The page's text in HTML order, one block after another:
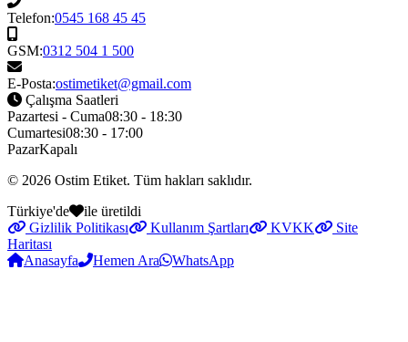
Telefon:0545 168 45 45
GSM:0312 504 1 500
E-Posta:ostimetiket@gmail.com
Çalışma Saatleri
Pazartesi - Cuma08:30 - 18:30
Cumartesi08:30 - 17:00
PazarKapalı
© 2026 Ostim Etiket. Tüm hakları saklıdır.
Türkiye'de
ile üretildi
Gizlilik Politikası
Kullanım Şartları KVKK
Site
Haritası
Anasayfa
Hemen Ara WhatsApp